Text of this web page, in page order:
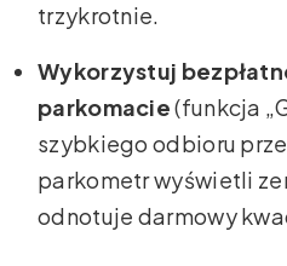
trzykrotnie.
Wykorzystuj
parkomacie(funkcja
szybkiego odbioru
parkometr wyświetli
odnotuje darmowy